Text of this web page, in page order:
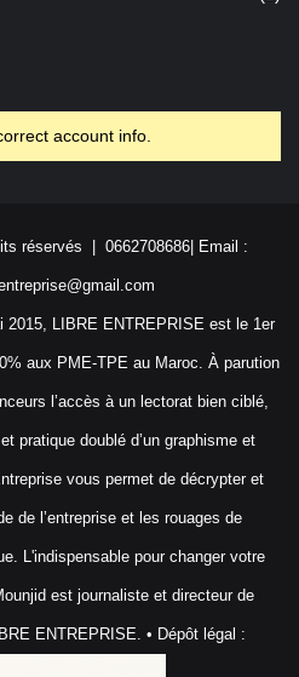
account info.
réservés | 0662708686| Email :
2015, LIBRE ENTREPRISE est le 1er
aux PME-TPE au Maroc. À parution
l’accès à un lectorat bien ciblé,
pratique doublé d’un graphisme et
vous permet de décrypter et
de l’entreprise et les rouages de
L'indispensable pour changer votre
est journaliste et directeur de
ENTREPRISE. • Dépôt légal :